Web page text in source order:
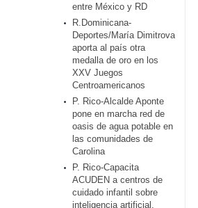
entre México y RD
R.Dominicana-
Deportes/María Dimitrova
aporta al país otra
medalla de oro en los
XXV Juegos
Centroamericanos
P. Rico-Alcalde Aponte
pone en marcha red de
oasis de agua potable en
las comunidades de
Carolina
P. Rico-Capacita
ACUDEN a centros de
cuidado infantil sobre
inteligencia artificial,